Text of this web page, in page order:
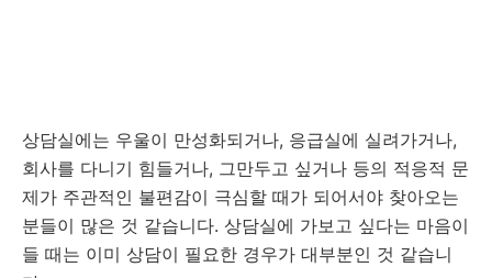
상담실에는 우울이 만성화되거나, 응급실에 실려가거나,
회사를 다니기 힘들거나, 그만두고 싶거나 등의 적응적 문
제가 주관적인 불편감이 극심할 때가 되어서야 찾아오는
분들이 많은 것 같습니다. 상담실에 가보고 싶다는 마음이
들 때는 이미 상담이 필요한 경우가 대부분인 것 같습니